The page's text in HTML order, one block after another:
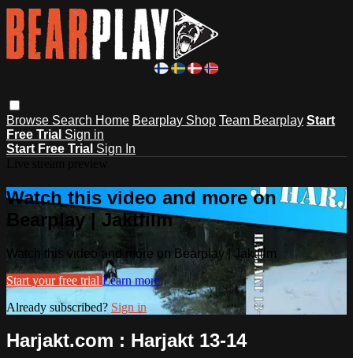
Browse Search Home Bearplay Shop Team Bearplay Start
Free Trial Sign in
Start Free Trial Sign In
Watch this video and more on
Bearplay | Jaktfilm
Watch this video and more on Bearplay | Jaktfilm
Start your free trial Learn more
Already subscribed? Sign in
Harjakt.com : Harjakt 13-14